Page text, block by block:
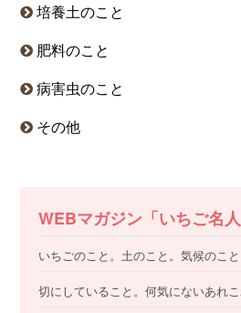
培養土のこと
肥料のこと
病害虫のこと
その他
WEBマガジン「いちご名人
いちごのこと。土のこと。気候のこ
切にしていること。何気にないあれ